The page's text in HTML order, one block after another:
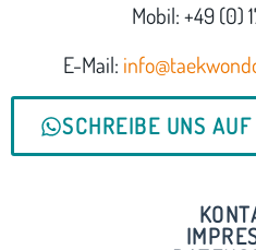
Mobil: +49 (0)
E-Mail:
SCHREIBE UNS